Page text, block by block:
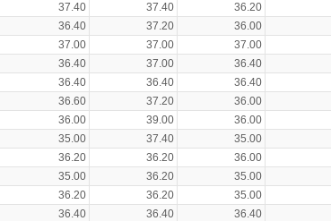
37.40 37.40 36.20
36.40 37.20 36.00
37.00 37.00 37.00
36.40 37.00 36.40
36.40 36.40 36.40
36.60 37.20 36.00
36.00 39.00 36.00
35.00 37.40 35.00
36.20 36.20 36.00
35.00 36.20 35.00
36.20 36.20 35.00
36.40 36.40 36.40